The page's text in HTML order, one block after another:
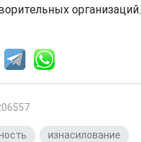
организаций.
изнасилование